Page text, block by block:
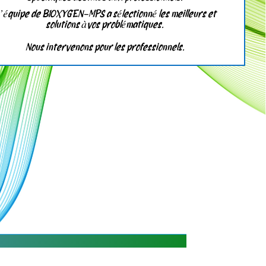
deBIOXYGEN-MPS a sélectionné les meilleurs et
solutions àvos problématiques.
Nous intervenons pour les professionnels.